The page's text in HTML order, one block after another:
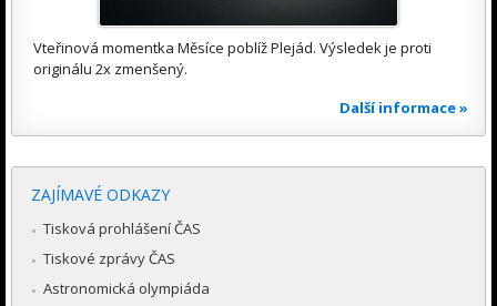
Vteřinová momentka Měsíce poblíž Plejád. Výsledek je proti
originálu 2x zmenšený.
Další informace »
ZAJÍMAVÉ ODKAZY
Tisková prohlášení ČAS
Tiskové zprávy ČAS
Astronomická olympiáda